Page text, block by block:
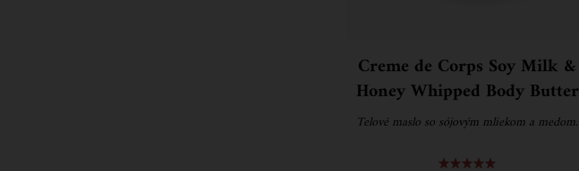
Creme de Corps Soy Milk &
Honey Whipped Body Butter
Telové maslo so sójovým mliekom a medom.